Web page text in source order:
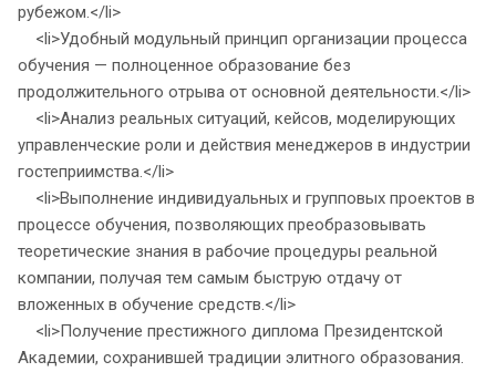
рубежом.</li>
<li>Удобный модульный принцип организации процесса
обучения — полноценное образование без
продолжительного отрыва от основной деятельности.</li>
<li>Анализ реальных ситуаций, кейсов, моделирующих
управленческие роли и действия менеджеров в индустрии
гостеприимства.</li>
<li>Выполнение индивидуальных и групповых проектов в
процессе обучения, позволяющих преобразовывать
теоретические знания в рабочие процедуры реальной
компании, получая тем самым быструю отдачу от
вложенных в обучение средств.</li>
<li>Получение престижного диплома Президентской
Академии, сохранившей традиции элитного образования.